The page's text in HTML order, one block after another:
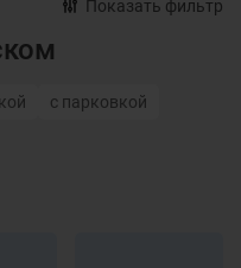
Показать фильтр
с парковкой